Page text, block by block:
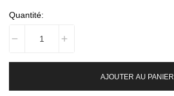
Quantité:
AJOUTER AU PANIER